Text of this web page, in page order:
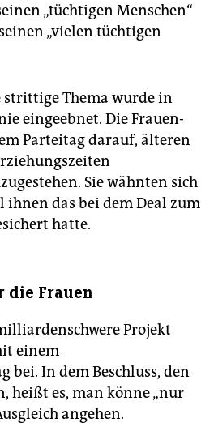
„tüchtigen Menschen“
„vielen tüchtigen
strittige Thema wurde in
eingeebnet. Die Frauen-
Parteitag darauf, älteren
Sie wähnten sich
ihnen das bei dem Deal zum
hatte.
die Frauen
Projekt
einem
bei. In dem Beschluss, den
heißt es, man könne „nur
angehen.